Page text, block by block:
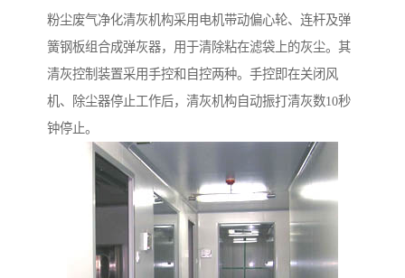
粉尘废气净化清灰机构采用电机带动偏心轮、连杆及弹
簧钢板组合成弹灰器，用于清除粘在滤袋上的灰尘。其
清灰控制装置采用手控和自控两种。手控即在关闭风
机、除尘器停止工作后，清灰机构自动振打清灰数10秒
钟停止。